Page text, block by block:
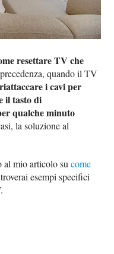
resettare TV che
quando il TV
i cavi per
il tasto di
qualche minuto
la soluzione al
al mio articolo sucome
esempi specifici